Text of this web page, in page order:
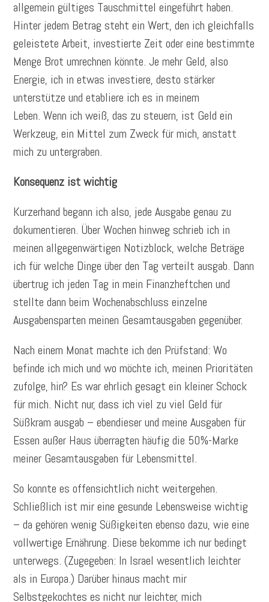
allgemein gültiges Tauschmittel eingeführt haben.
Hinter jedem Betrag steht ein Wert, den ich gleichfalls
geleistete Arbeit, investierte Zeit oder eine bestimmte
Menge Brot umrechnen könnte. Je mehr Geld, also
Energie, ich in etwas investiere, desto stärker
unterstütze und etabliere ich es in meinem
Leben. Wenn ich weiß, das zu steuern, ist Geld ein
Werkzeug, ein Mittel zum Zweck für mich, anstatt
mich zu untergraben.
Konsequenz ist wichtig
Kurzerhand begann ich also, jede Ausgabe genau zu
dokumentieren. Über Wochen hinweg schrieb ich in
meinen allgegenwärtigen Notizblock, welche Beträge
ich für welche Dinge über den Tag verteilt ausgab. Dann
übertrug ich jeden Tag in mein Finanzheftchen und
stellte dann beim Wochenabschluss einzelne
Ausgabensparten meinen Gesamtausgaben gegenüber.
Nach einem Monat machte ich den Prüfstand: Wo
befinde ich mich und wo möchte ich, meinen Prioritäten
zufolge, hin? Es war ehrlich gesagt ein kleiner Schock
für mich. Nicht nur, dass ich viel zu viel Geld für
Süßkram ausgab – ebendieser und meine Ausgaben für
Essen außer Haus überragten häufig die 50%-Marke
meiner Gesamtausgaben für Lebensmittel.
So konnte es offensichtlich nicht weitergehen.
Schließlich ist mir eine gesunde Lebensweise wichtig
– da gehören wenig Süßigkeiten ebenso dazu, wie eine
vollwertige Ernährung. Diese bekomme ich nur bedingt
unterwegs. (Zugegeben: In Israel wesentlich leichter
als in Europa.) Darüber hinaus macht mir
Selbstgekochtes es nicht nur leichter, mich